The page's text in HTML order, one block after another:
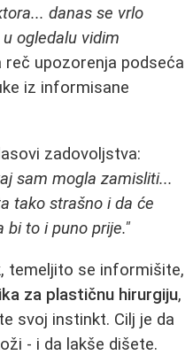
danas se vrlo
ogledalu vidim
reč upozorenja podseća
iz informisane
zadovoljstva:
sam mogla zamisliti...
tako strašno i da će
bi to i puno prije."
temeljito se informišite,
za plastičnu hirurgiju,
svoj instinkt. Cilj je da
- i da lakše dišete.